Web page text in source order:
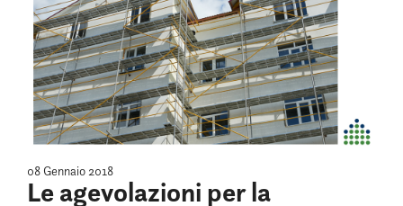
08 Gennaio 2018
Le agevolazioni per la